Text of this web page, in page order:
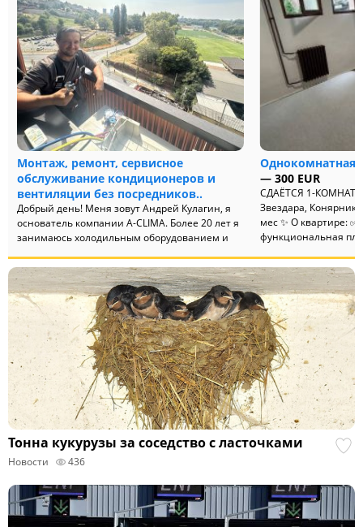
Монтаж, ремонт, сервисное
обслуживание кондиционеров и
вентиляции без посредников..
Добрый день! Меня зовут Андрей Кулагин, я
основатель компании A-CLIMA. Более 20 лет я
занимаюсь холодильным оборудованием и
Однокомнатная
— 300 EUR
СДАЁТСЯ 1-
Звездара, Конярник
мес ✨ О квартире:
функциональная
Тонна кукурузы за соседство с ласточками
Новости 436